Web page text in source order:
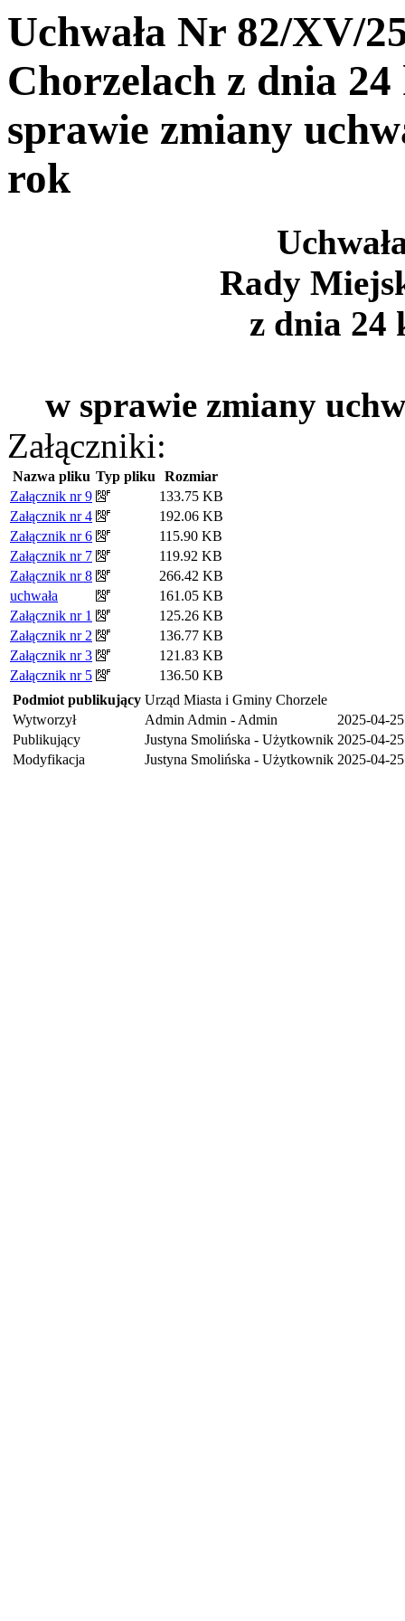
Uchwała Nr 82/XV/
Chorzelach z dnia
sprawie zmiany
rok
Rady
z dnia 24
w sprawie zmiany
Załączniki:
Nazwa pliku Typ pliku Rozmiar
Załącznik nr 9
133.75 KB
Załącznik nr 4
192.06 KB
Załącznik nr 6
115.90 KB
Załącznik nr 7
119.92 KB
Załącznik nr 8
266.42 KB
uchwała
161.05 KB
Załącznik nr 1
125.26 KB
Załącznik nr 2
136.77 KB
Załącznik nr 3
121.83 KB
Załącznik nr 5
136.50 KB
Podmiot publikujący Urząd Miasta i Gminy Chorzele
Wytworzył
Admin Admin - Admin
2025-04-25
Publikujący
Justyna Smolińska - Użytkownik 2025-04-
Modyfikacja
Justyna Smolińska - Użytkownik 2025-04-